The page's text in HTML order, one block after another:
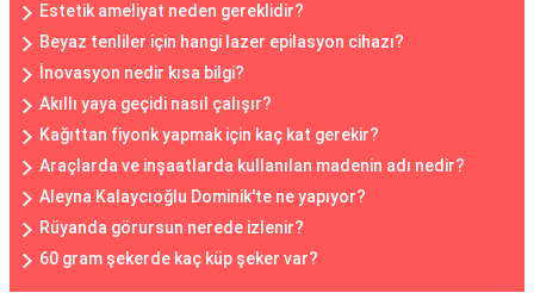
Estetik ameliyat neden gereklidir?
Beyaz tenliler için hangi lazer epilasyon cihazı?
İnovasyon nedir kısa bilgi?
Akıllı yaya geçidi nasıl çalışır?
Kağıttan fiyonk yapmak için kaç kat gerekir?
Araçlarda ve inşaatlarda kullanılan madenin adı nedir?
Aleyna Kalaycıoğlu Dominik'te ne yapıyor?
Rüyanda görursun nerede izlenir?
60 gram şekerde kaç küp şeker var?